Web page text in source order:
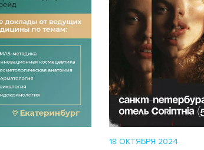
18 ОКТЯБРЯ 2024